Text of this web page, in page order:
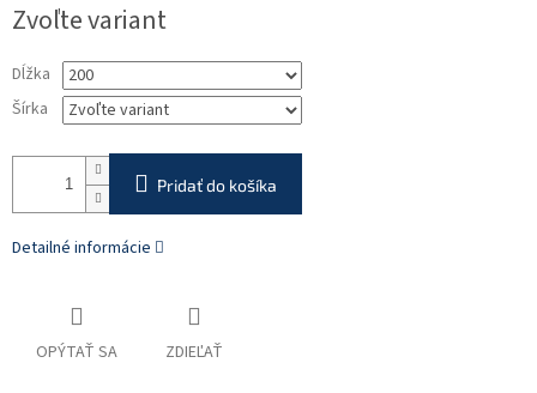
cena:
Zvoľte variant
Dĺžka
Šírka
Pridať do košíka
Detailné informácie
OPÝTAŤ SA ZDIEĽAŤ